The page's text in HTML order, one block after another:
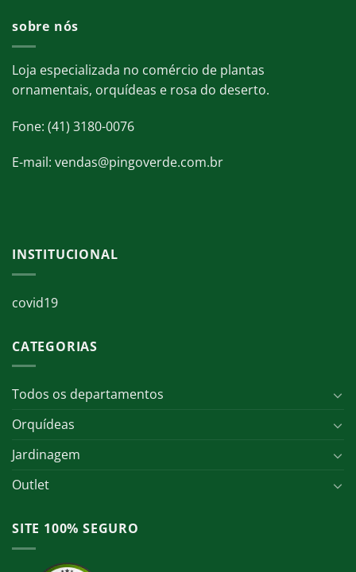
sobre nós
Loja especializada no comércio de plantas
ornamentais, orquídeas e rosa do deserto.
Fone: (41) 3180-0076
E-mail: vendas@pingoverde.com.br
INSTITUCIONAL
covid19
CATEGORIAS
Todos os departamentos
Orquídeas
Jardinagem
Outlet
SITE 100% SEGURO